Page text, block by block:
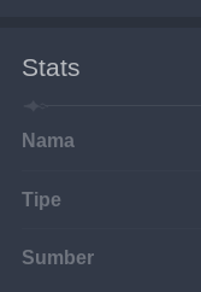
Stats
Nama
Tipe
Sumber